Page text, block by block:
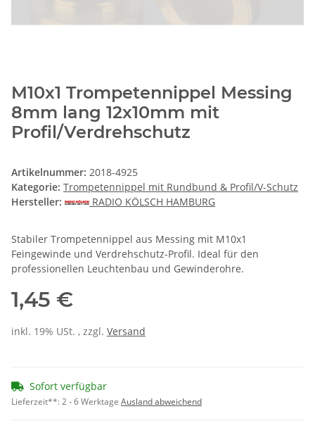
M10x1 Trompetennippel Messing
8mm lang 12x10mm mit
Profil/Verdrehschutz
Artikelnummer: 2018-4925
Kategorie: Trompetennippel mit Rundbund & Profil/V-Schutz
Hersteller:
RADIO KÖLSCH HAMBURG
Stabiler Trompetennippel aus Messing mit M10x1
Feingewinde und Verdrehschutz-Profil. Ideal für den
professionellen Leuchtenbau und Gewinderohre.
1,45 €
inkl. 19% USt. , zzgl. Versand
Sofort verfügbar
Lieferzeit**:2 - 6 Werktage Ausland abweichend